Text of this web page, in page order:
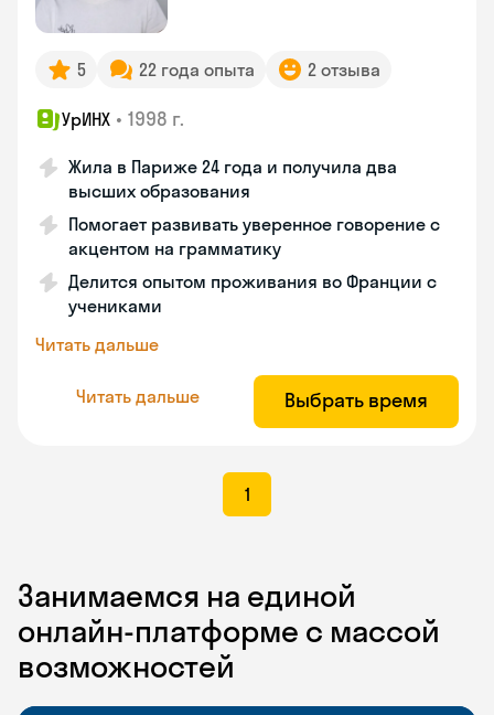
5 22 года опыта 2 отзыва
УрИНХ • 1998 г.
Жила в Париже 24 года и получила два
высших образования
Помогает развивать уверенное говорение с
акцентом на грамматику
Делится опытом проживания во Франции с
учениками
Читать дальше
Читать дальше Выбрать время
1
Занимаемся на единой
онлайн-платформе с массой
возможностей